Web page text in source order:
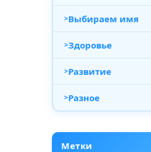
Выбираем имя
Здоровье
Развитие
Разное
Метки